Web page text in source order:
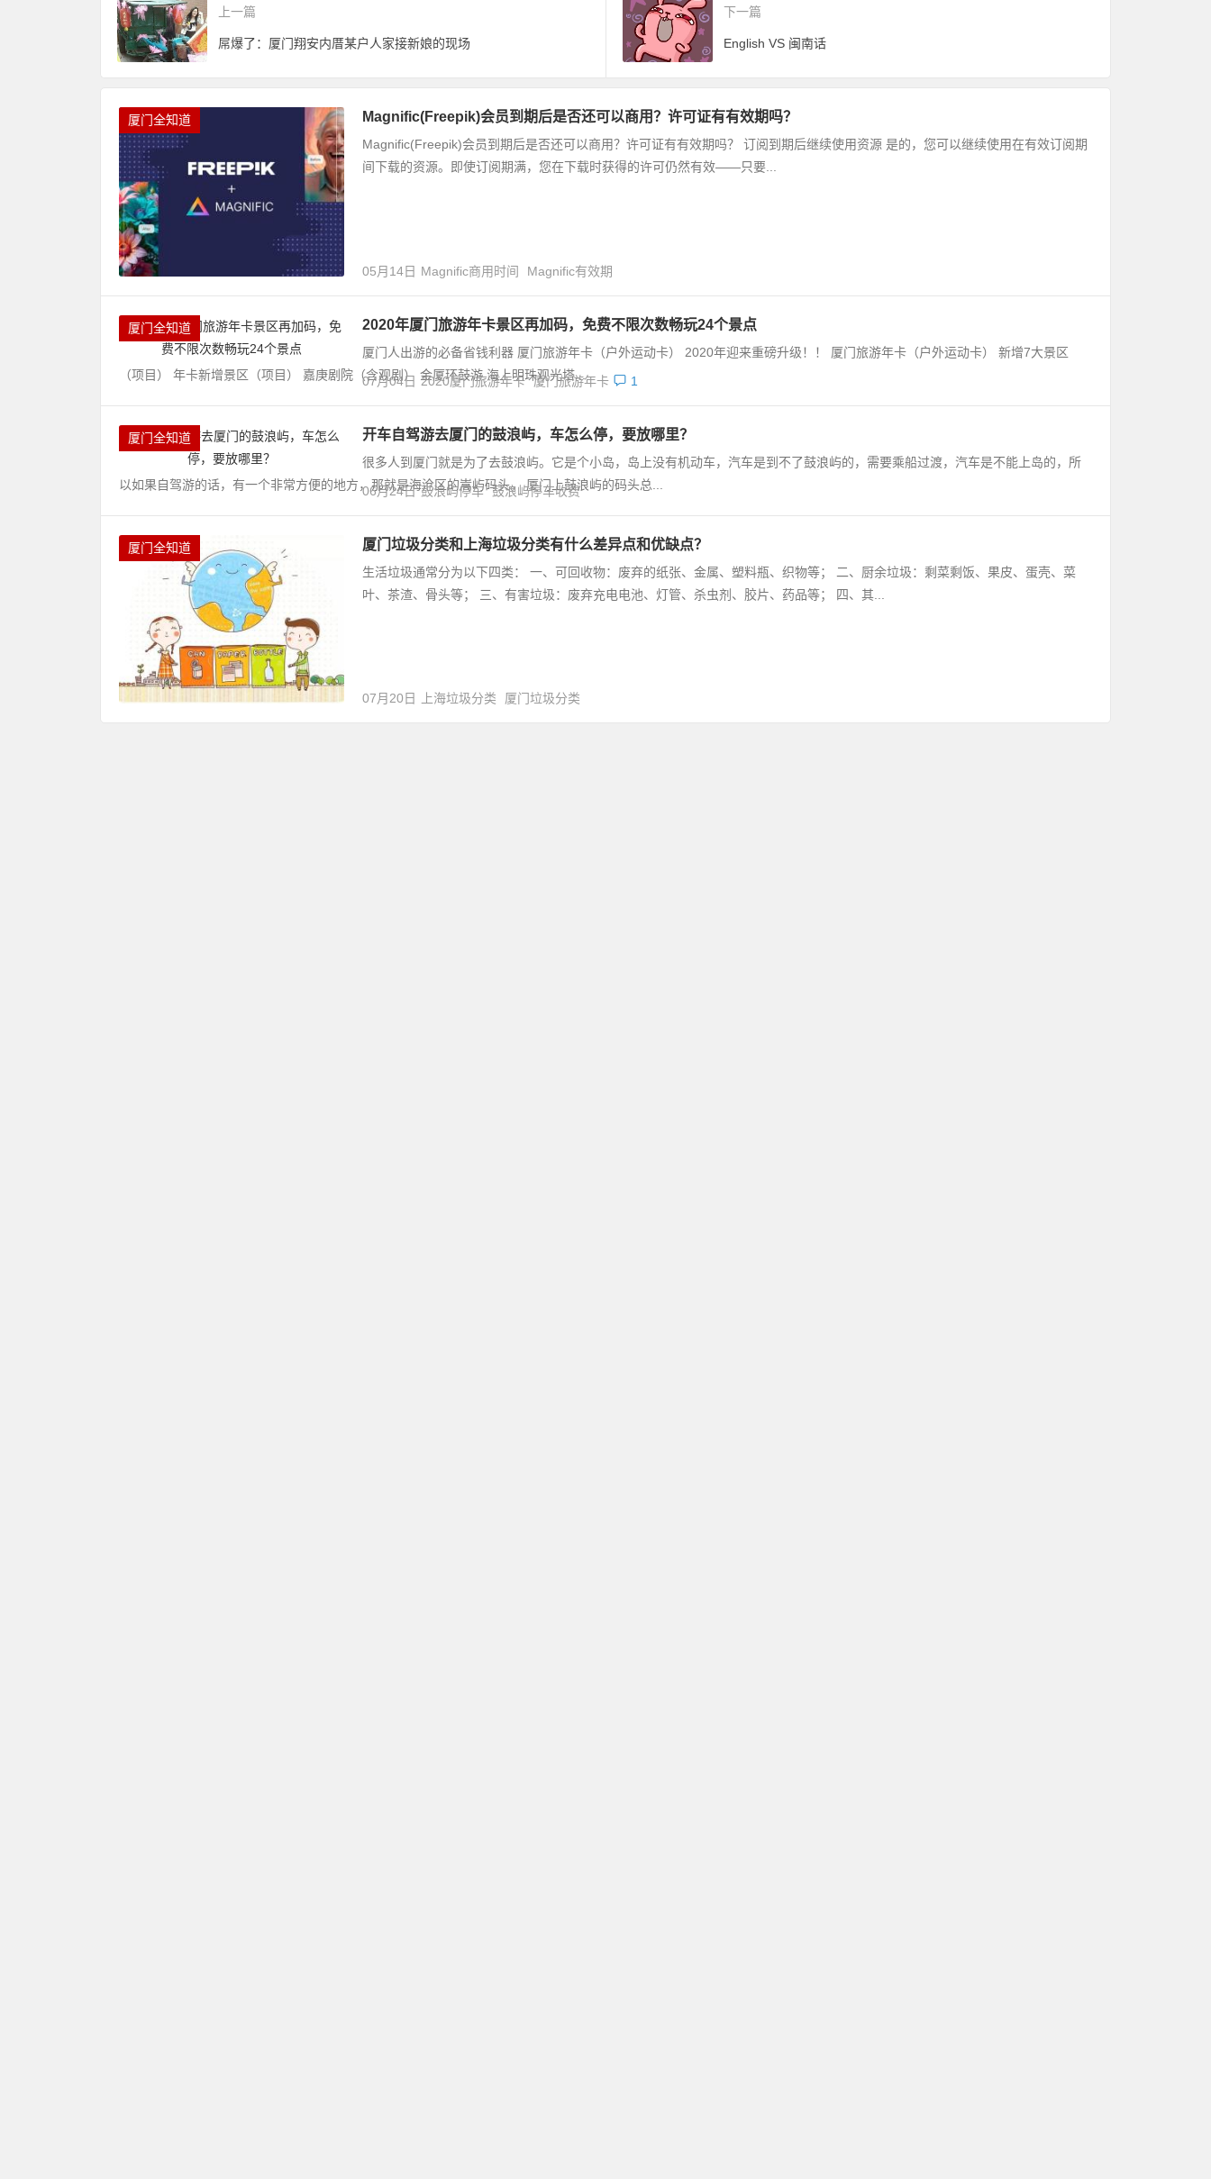
上一篇
屌爆了：厦门翔安内厝某户人家接新娘的现场
下一篇
English VS 闽南话
厦门全知道 Magnific(Freepik)会员到期后是否还可以商用？许可证有有效期吗？
Magnific(Freepik)会员到期后是否还可以商用？许可证有有效期吗？ 订阅到期后继续使用资源 是的，您可以继续使用在有效订阅期
间下载的资源。即使订阅期满，您在下载时获得的许可仍然有效——只要...
05月14日 Magnific商用时间 Magnific有效期
厦门全知道 2020年厦门旅游年卡景区再加码，免费不限次数畅玩24个景点
厦门人出游的必备省钱利器 厦门旅游年卡（户外运动卡） 2020年迎来重磅升级！！ 厦门旅游年卡（户外运动卡） 新增7大景区
（项目） 年卡新增景区（项目） 嘉庚剧院（含观剧） 金厦环鼓游 海上明珠观光塔...
07月04日 2020厦门旅游年卡 厦门旅游年卡 1
厦门全知道 开车自驾游去厦门的鼓浪屿，车怎么停，要放哪里？
很多人到厦门就是为了去鼓浪屿。它是个小岛，岛上没有机动车，汽车是到不了鼓浪屿的，需要乘船过渡，汽车是不能上岛的，所
以如果自驾游的话，有一个非常方便的地方，那就是海沧区的嵩屿码头。 厦门上鼓浪屿的码头总...
06月24日 鼓浪屿停车 鼓浪屿停车收费
厦门全知道 厦门垃圾分类和上海垃圾分类有什么差异点和优缺点？
生活垃圾通常分为以下四类： 一、可回收物：废弃的纸张、金属、塑料瓶、织物等； 二、厨余垃圾：剩菜剩饭、果皮、蛋壳、菜
叶、茶渣、骨头等； 三、有害垃圾：废弃充电电池、灯管、杀虫剂、胶片、药品等； 四、其...
07月20日 上海垃圾分类 厦门垃圾分类